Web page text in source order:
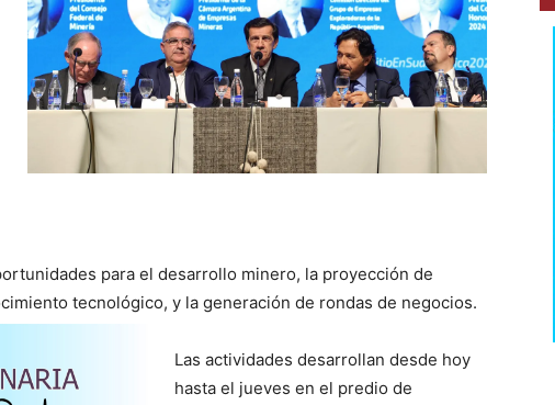
para el desarrollo minero, la proyección de
tecnológico, y la generación de rondas de negocios.
Las actividades desarrollan desde hoy
hasta el jueves en el predio de